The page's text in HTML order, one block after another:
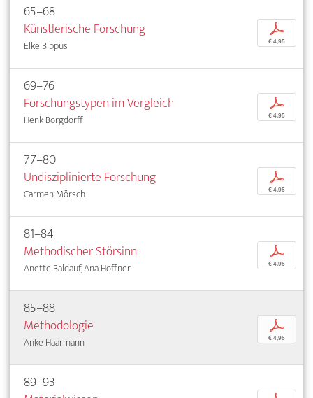
65–68
Künstlerische Forschung
Elke Bippus
p
€ 4,95
69–76
Forschungstypen im Vergleich
Henk Borgdorff
p
€ 4,95
77–80
Undisziplinierte Forschung
Carmen Mörsch
p
€ 4,95
81–84
Methodischer Störsinn
Anette Baldauf, Ana Hoffner
p
€ 4,95
85–88
Methodologie
Anke Haarmann
p
€ 4,95
89–93